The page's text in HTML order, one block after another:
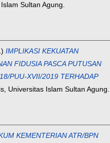
Sultan Agung.
IMPLIKASI KEKUATAN
FIDUSIA PASCA PUTUSAN
PUU-XVII/2019 TERHADAP
Universitas Islam Sultan Agung.
KEMENTERIAN ATR/BPN